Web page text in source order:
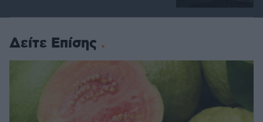
Δείτε Επίσης